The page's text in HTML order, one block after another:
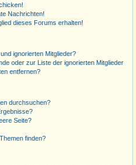
Nachrichten!
dieses Forums erhalten!
ignorierten Mitglieder?
oder zur Liste der ignorierten Mitglieder
entfernen?
durchsuchen?
Seite?
finden?